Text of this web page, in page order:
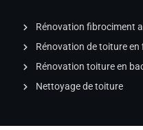
Rénovation fibrociment
Rénovation de toiture
Rénovation toiture en
Nettoyage de toiture